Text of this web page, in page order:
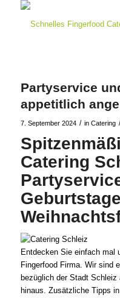
Partyservice
appetitlich
7. September 2024 / in Catering /
Catering
Entdecken Sie einfach mal
Fingerfood Firma. Wir sind
bezüglich der Stadt
hinaus. Zusätzliche Tipps